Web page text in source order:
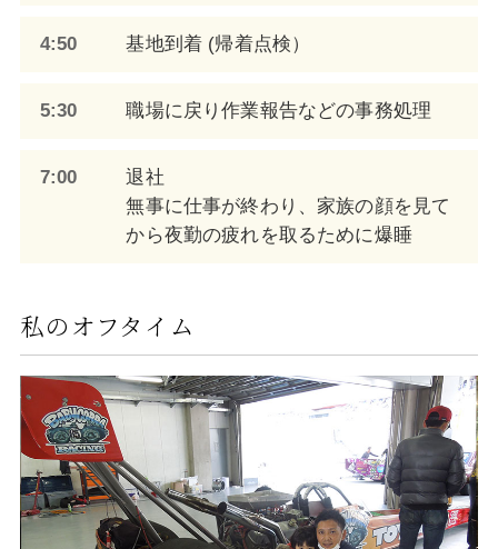
4:50 基地到着 (帰着点検）
5:30 職場に戻り作業報告などの事務処理
7:00
退社
無事に仕事が終わり、家族の顔を見て
から夜勤の疲れを取るために爆睡
私のオフタイム